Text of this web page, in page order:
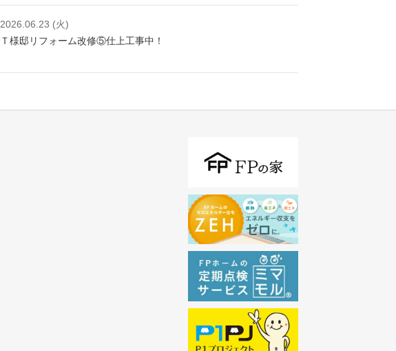
2026.06.23 (火)
Ｔ様邸リフォーム改修⑤仕上工事中！